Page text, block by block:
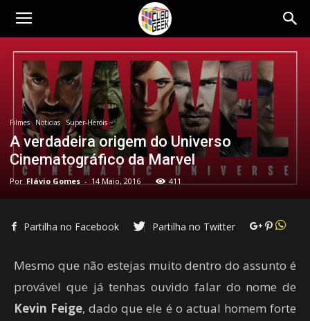
Cubo
Geek
Filmes Notícias Super-Heróis
A verdadeira origem do Universo
Cinematográfico da Marvel
Por Flávio Gomes - 14 Maio, 2016 411
Partilha no Facebook Partilha no Twitter
Mesmo que não estejas muito dentro do assunto é
provável que já tenhas ouvido falar do nome de
Kevin Feige, dado que ele é o actual homem forte